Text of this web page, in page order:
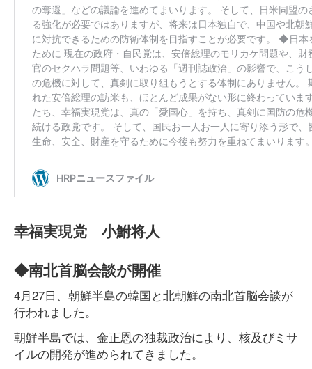
幸福実現党 小鮒将人
◆南北首脳会談が開催
4月27日、朝鮮半島の韓国と北朝鮮の南北首脳会談が
行われました。
朝鮮半島では、金正恩の独裁政治により、核及びミサ
イルの開発が進められてきました。